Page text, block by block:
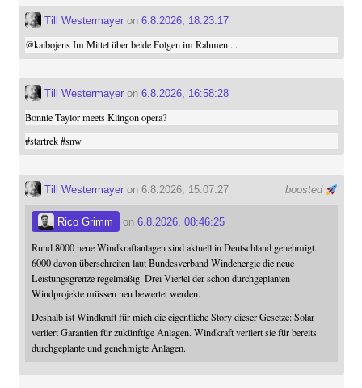
Till Westermayeron 6.8.2026, 18:23:17
@kaibojensIm Mittel über beide Folgen im Rahmen ...
Till Westermayeron 6.8.2026, 16:58:28
Bonnie Taylor meets Klingon opera?
#startrek #snw
boosted
Till Westermayeron 6.8.2026, 15:07:27
Rico Grimm on 6.8.2026, 08:46:25
Rund 8000 neue Windkraftanlagen sind aktuell in Deutschland genehmigt.
6000 davon überschreiten laut Bundesverband Windenergie die neue
Leistungsgrenze regelmäßig. Drei Viertel der schon durchgeplanten
Windprojekte müssen neu bewertet werden.
Deshalb ist Windkraft für mich die eigentliche Story dieser Gesetze: Solar
verliert Garantien für zukünftige Anlagen. Windkraft verliert sie für bereits
durchgeplante und genehmigte Anlagen.